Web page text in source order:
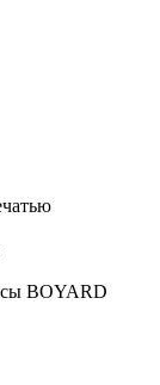
BOYARD